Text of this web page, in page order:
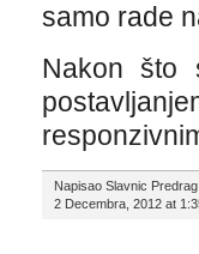
samo rade
Nakon što
Napisao Slavnic Predrag
2 Decembra, 2012 at